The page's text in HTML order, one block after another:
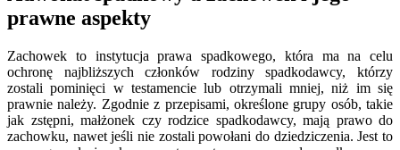
prawne aspekty
Zachowek to instytucja prawa spadkowego, która ma na celu
ochronę najbliższych członków rodziny spadkodawcy, którzy
zostali pominięci w testamencie lub otrzymali mniej, niż im się
prawnie należy. Zgodnie z przepisami, określone grupy osób, takie
jak zstępni, małżonek czy rodzice spadkodawcy, mają prawo do
zachowku, nawet jeśli nie zostali powołani do dziedziczenia. Jest to